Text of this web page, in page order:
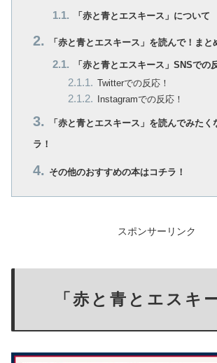
「赤と青とエスキース」について
「赤と青とエスキース」を読んで！まと
「赤と青とエスキース」SNSでの
Twitterでの反応！
Instagramでの反応！
「赤と青とエスキース」を読んでみたく
ラ！
その他のおすすめの本はコチラ！
スポンサーリンク
「赤と青とエスキ